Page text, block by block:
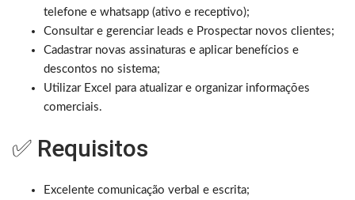
telefone e whatsapp (ativo e receptivo);
Consultar e gerenciar leads e Prospectar novos clientes;
Cadastrar novas assinaturas e aplicar benefícios e
descontos no sistema;
Utilizar Excel para atualizar e organizar informações
comerciais.
✅ Requisitos
Excelente comunicação verbal e escrita;